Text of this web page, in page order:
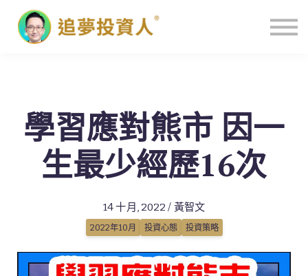
主頁
學習應對熊市 因一
生最少經歷16次
14 十月, 2022 / 黃智文
2022年10月 投資心態 投資策略